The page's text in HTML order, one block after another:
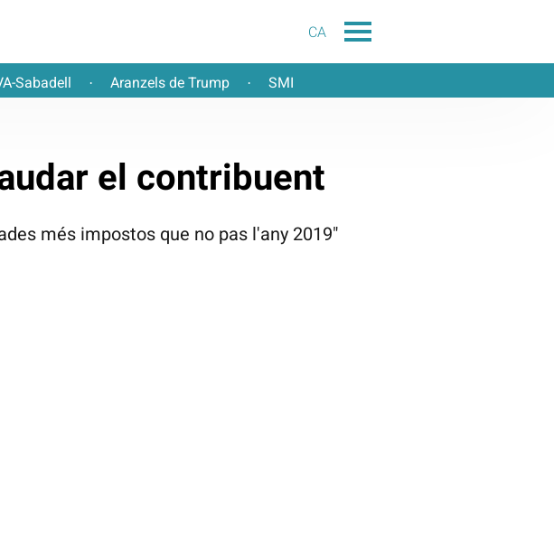
CA
Sabadell · Aranzels de Trump · SMI
el contribuent
més impostos que no pas l'any 2019"